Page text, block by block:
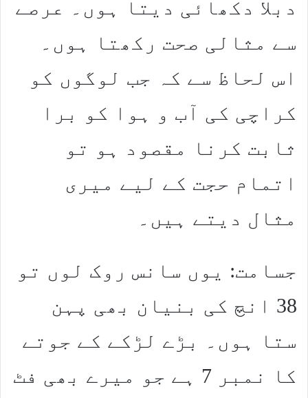
دبلا دکھائی دیتا ہوں۔ عرصے
سے مثالی صحت رکھتا ہوں۔
اس لحاظ سے کہ جب لوگوں کو
کراچی کی آب و ہوا کو برا
ثابت کرنا مقصود ہو تو
اتمام حجت کے لیے میری
مثال دیتے ہیں۔
جسامت: یوں سانس روک لوں تو
38 انچ کی بنیان بھی پہن
ستا ہوں۔ بڑے لڑکے کے جوتے
کا نمبر 7 ہے جو میرے بھی فٹ